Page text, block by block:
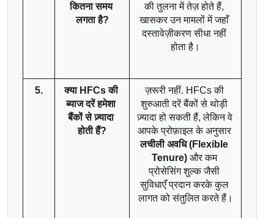
कितना समय
लगता है?
की तुलना में तेज़ होते हैं,
खासकर उन मामलों में जहाँ
दस्तावेज़ीकरण सीधा नहीं
होता है।
5.
क्या HFCs की
ब्याज दरें हमेशा
बैंकों से ज़्यादा
होती हैं?
ज़रूरी नहीं. HFCs की
शुरुआती दरें बैंकों से थोड़ी
ज़्यादा हो सकती हैं, लेकिन वे
आपके प्रोफ़ाइल के अनुसार
लचीली अवधि (Flexible
Tenure) और कम
प्रोसेसिंग शुल्क जैसी
सुविधाएँ प्रदान करके कुल
लागत को संतुलित करते हैं।